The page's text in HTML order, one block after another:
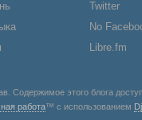
Twitter
No
Libre.fm
Содержимое этого блога
работа™ с использованием